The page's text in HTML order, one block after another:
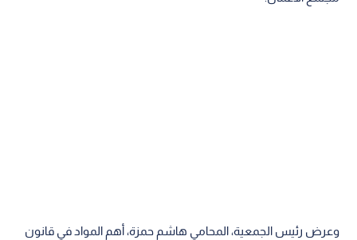
وعرض رئيس الجمعية، المحامي هاشم حمزة، أهم المواد في قانون